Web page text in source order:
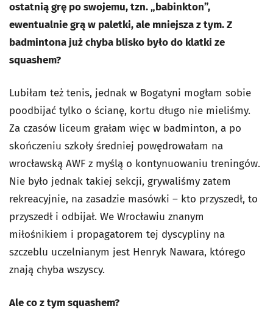
ostatnią grę po swojemu, tzn. „babinkton”,
ewentualnie grą w paletki, ale mniejsza z tym. Z
badmintona już chyba blisko było do klatki ze
squashem?
Lubiłam też tenis, jednak w Bogatyni mogłam sobie
poodbijać tylko o ścianę, kortu długo nie mieliśmy.
Za czasów liceum grałam więc w badminton, a po
skończeniu szkoły średniej powędrowałam na
wrocławską AWF z myślą o kontynuowaniu treningów.
Nie było jednak takiej sekcji, grywaliśmy zatem
rekreacyjnie, na zasadzie masówki – kto przyszedł, to
przyszedł i odbijał. We Wrocławiu znanym
miłośnikiem i propagatorem tej dyscypliny na
szczeblu uczelnianym jest Henryk Nawara, którego
znają chyba wszyscy.
Ale co z tym squashem?